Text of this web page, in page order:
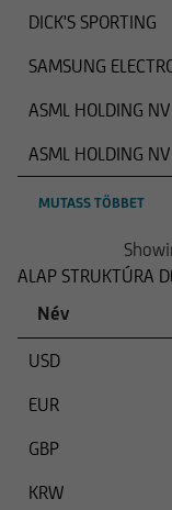
DICK'S SPORTING
SAMSUNG
ASML HOLDING
ASML HOLDING
MUTASS TÖBBET
ALAP STRUKTÚRA
Név
USD
EUR
GBP
KRW